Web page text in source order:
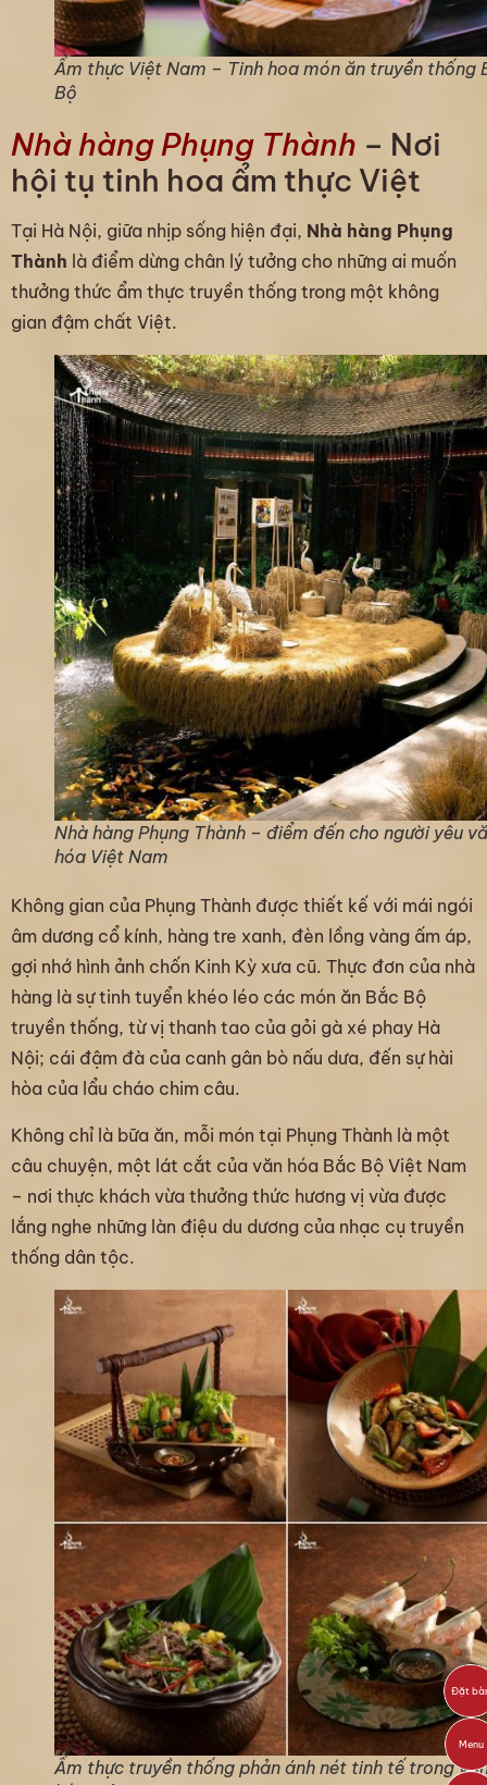
Đặt
Menu
Ẩm thực Việt Nam – Tinh hoa món ăn truyền thống
Bộ
Nhà hàng Phụng Thành – Nơi
hội tụ tinh hoa ẩm thực Việt
Tại Hà Nội, giữa nhịp sống hiện đại, Nhà hàng Phụng
Thành là điểm dừng chân lý tưởng cho những ai muốn
thưởng thức ẩm thực truyền thống trong một không
gian đậm chất Việt.
Nhà hàng Phụng Thành – điểm đến cho người yêu
hóa Việt Nam
Không gian của Phụng Thành được thiết kế với mái ngói
âm dương cổ kính, hàng tre xanh, đèn lồng vàng ấm áp,
gợi nhớ hình ảnh chốn Kinh Kỳ xưa cũ. Thực đơn của nhà
hàng là sự tinh tuyển khéo léo các món ăn Bắc Bộ
truyền thống, từ vị thanh tao của gỏi gà xé phay Hà
Nội; cái đậm đà của canh gân bò nấu dưa, đến sự hài
hòa của lẩu cháo chim câu.
Không chỉ là bữa ăn, mỗi món tại Phụng Thành là một
câu chuyện, một lát cắt của văn hóa Bắc Bộ Việt Nam
– nơi thực khách vừa thưởng thức hương vị vừa được
lắng nghe những làn điệu du dương của nhạc cụ truyền
thống dân tộc.
Ẩm thực truyền thống phản ánh nét tinh tế trong